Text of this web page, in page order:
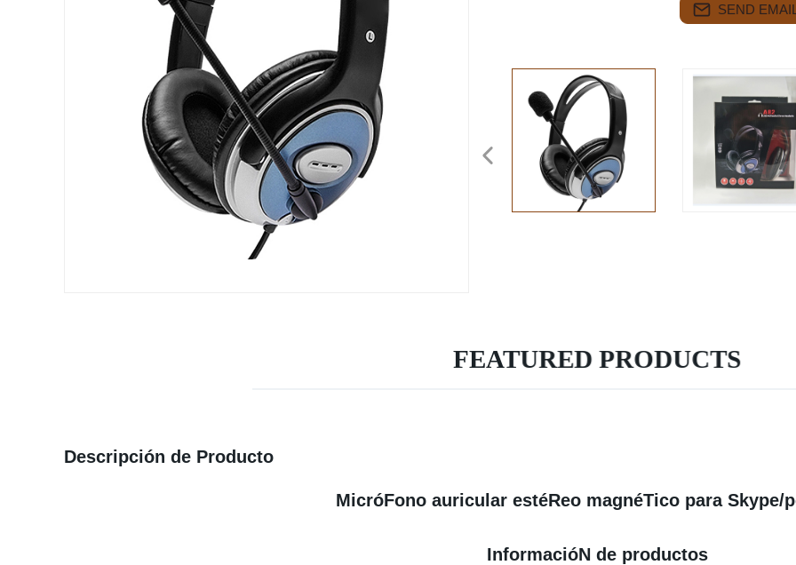
SEND
FEATURED PRODUCTS
Descripción de Producto
MicróFono auricular estéReo magnéTico para Skype/
InformacióN de productos